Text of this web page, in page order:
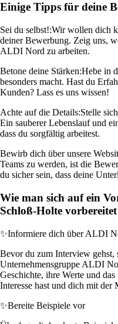
Einige Tipps für deine
Sei du selbst!:Wir wollen dich
deiner Bewerbung. Zeig uns,
ALDI Nord zu arbeiten.
Betone deine Stärken:Hebe in
besonders macht. Hast du
Kunden? Lass es uns wissen!
Achte auf die Details:Stelle
Ein sauberer Lebenslauf und
dass du sorgfältig arbeitest.
Bewirb dich über unsere
Teams zu werden, ist die
du sicher sein, dass deine
Wie man sich auf ein
Schloß-Holte vorbereitet
✨Informiere dich über ALDI
Bevor du zum Interview gehst,
Unternehmensgruppe ALDI
Geschichte, ihre Werte und
Interesse hast und dich mit der
✨Bereite Beispiele vor